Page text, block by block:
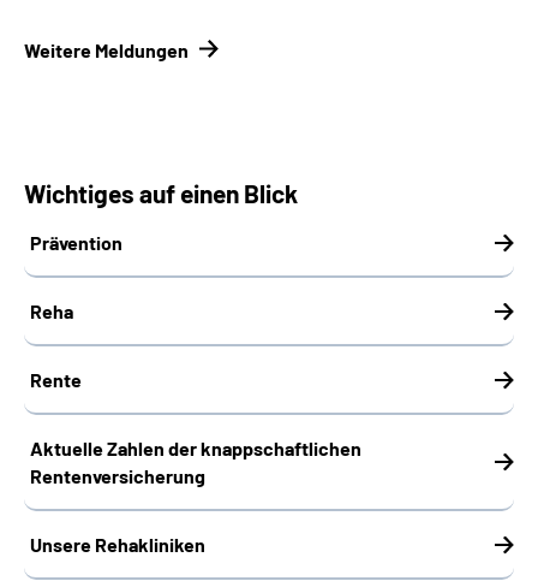
Weitere Meldungen
Wichtiges auf einen Blick
Prävention
Reha
Rente
Aktuelle Zahlen der knappschaftlichen
Rentenversicherung
Unsere Rehakliniken